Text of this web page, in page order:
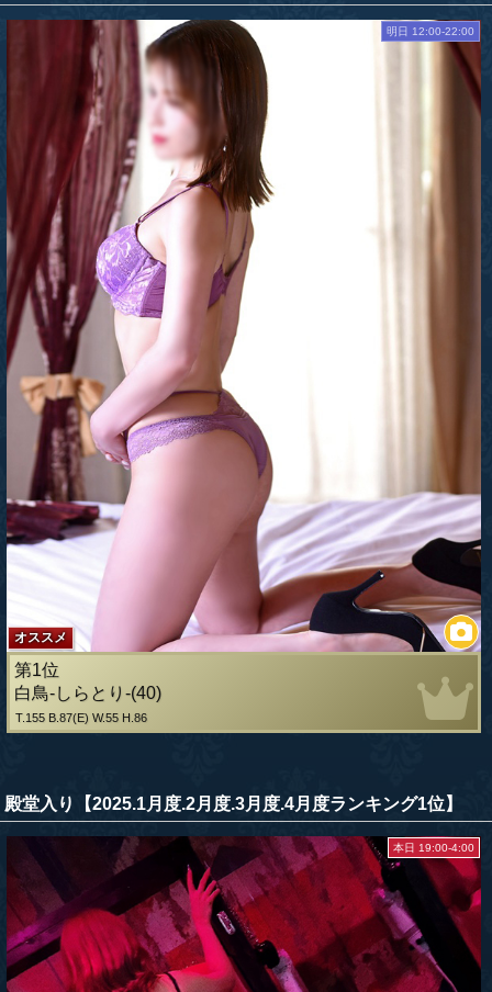
オススメ
明日 12:00-22:00
第1位
白鳥-しらとり-(40)
T.155 B.87(E) W.55 H.86
殿堂入り【2025.1月度.2月度.3月度.4月度ランキング1位】
本日 19:00-4:00